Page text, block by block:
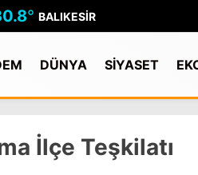
° BALIKESIR
DÜNYA SİYASET
İlçe Teşkilatı